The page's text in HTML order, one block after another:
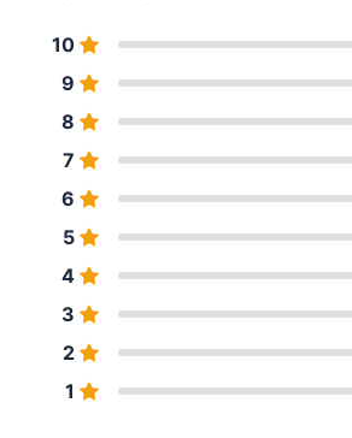
10
9
8
7
6
5
4
3
2
1